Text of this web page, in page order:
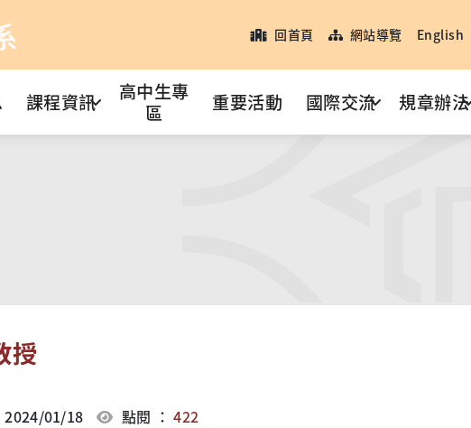
回首頁 網站導覽 English
課程資訊
高中生專
區
重要活動 國際交流 規章辦法
授
2024/01/18 點閱 ：422